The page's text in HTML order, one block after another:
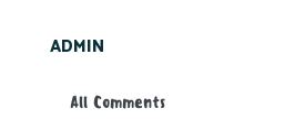
ADMIN
All Comments